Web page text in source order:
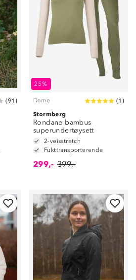
(91 )
25%
Dame (1 )
Stormberg
Rondane bambus
superundertøysett
2-veisstretch
Fukttransporterende
299,- 399,-